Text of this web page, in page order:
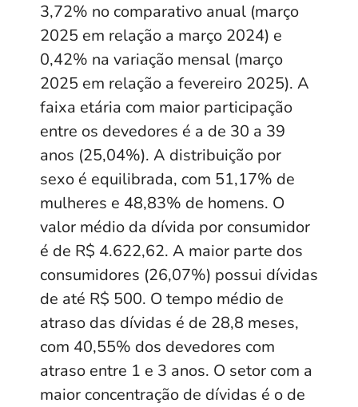
3,72% no comparativo anual (março
2025 em relação a março 2024) e
0,42% na variação mensal (março
2025 em relação a fevereiro 2025). A
faixa etária com maior participação
entre os devedores é a de 30 a 39
anos (25,04%). A distribuição por
sexo é equilibrada, com 51,17% de
mulheres e 48,83% de homens. O
valor médio da dívida por consumidor
é de R$ 4.622,62. A maior parte dos
consumidores (26,07%) possui dívidas
de até R$ 500. O tempo médio de
atraso das dívidas é de 28,8 meses,
com 40,55% dos devedores com
atraso entre 1 e 3 anos. O setor com a
maior concentração de dívidas é o de